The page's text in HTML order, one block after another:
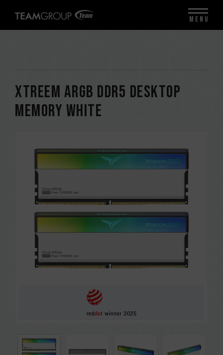
XTREEM ARGB DDR5 DESKTOP
MEMORY WHITE
MENU